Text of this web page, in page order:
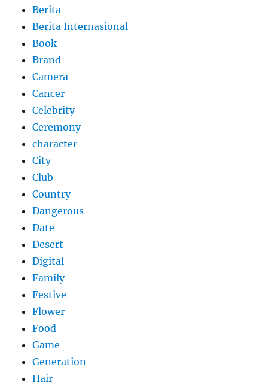
Berita
Berita Internasional
Book
Brand
Camera
Cancer
Celebrity
Ceremony
character
City
Club
Country
Dangerous
Date
Desert
Digital
Family
Festive
Flower
Food
Game
Generation
Hair